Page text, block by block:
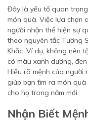
Đây là yếu tố quan
món quà. Việc lựa chọn
người nhận thể hiện sự
theo nguyên tắc Tương
Khắc. Ví dụ, không nên
có màu xanh dương,
Hiểu rõ mệnh của người
giúp bạn tìm ra món
cho họ trong năm mới.
Nhận Biết